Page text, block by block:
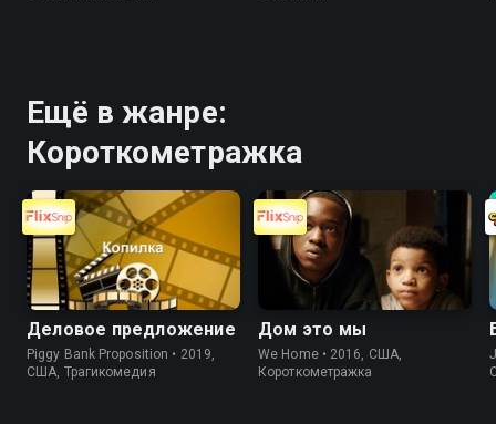
Ещё в жанре:
Короткометражка
Деловое предложение
Piggy Bank Proposition • 2019,
США, Трагикомедия
Дом это мы
We Home • 2016, США,
Короткометражка